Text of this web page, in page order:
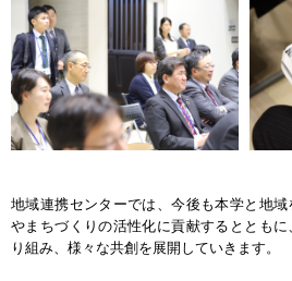
地域連携センターでは、今後も本学と地
やまちづくりの活性化に貢献するととも
り組み、様々な共創を展開していきます。